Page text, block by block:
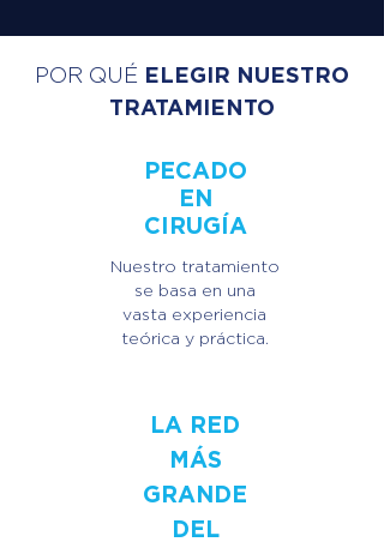
POR QUÉ ELEGIR NUESTRO
TRATAMIENTO
PECADO
EN
CIRUGÍA
Nuestro tratamiento
se basa en una
vasta experiencia
teórica y práctica.
LA RED
MÁS
GRANDE
DEL